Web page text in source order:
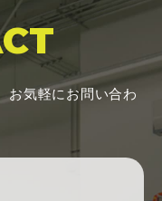
お気軽にお問い合わ